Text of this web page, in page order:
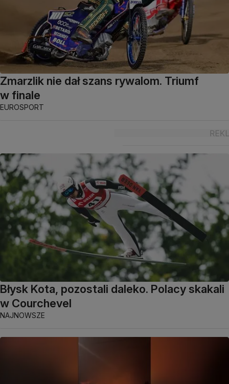
Zmarzlik nie dał szans rywalom. Triumf
w finale
EUROSPORT
Błysk Kota, pozostali daleko. Polacy skakali
w Courchevel
NAJNOWSZE